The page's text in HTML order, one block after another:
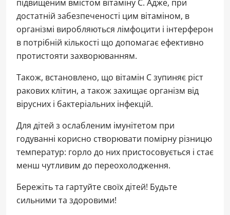
підвищеним вмістом вітаміну С. Адже, при
достатній забезпеченості цим вітаміном, в
організмі виробляються лімфоцити і інтерферон
в потрібній кількості що допомагає ефективно
протистояти захворюванням.
Також, встановлено, що вітамін С зупиняє ріст
ракових клітин, а також захищає організм від
вірусних і бактеріальних інфекцій.
Для дітей з ослабленим імунітетом при
годуванні корисно створювати помірну різницю
температур: горло до них пристосовується і стає
менш чутливим до переохолодження.
Бережіть та гартуйте своїх дітей! Будьте
сильними та здоровими!